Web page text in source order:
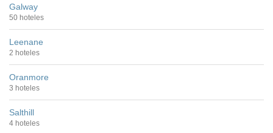
Galway
50 hoteles
Leenane
2 hoteles
Oranmore
3 hoteles
Salthill
4 hoteles